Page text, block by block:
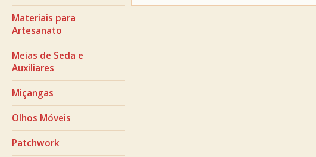
Materiais para
Artesanato
Meias de Seda e
Auxiliares
Miçangas
Olhos Móveis
Patchwork